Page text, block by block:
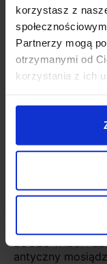
korzystasz z
Partnerzy mogą
otrzymanymi od
korzystania z ich
1 910,00 zł
Zobacz
LUCES TALCA
antyczny